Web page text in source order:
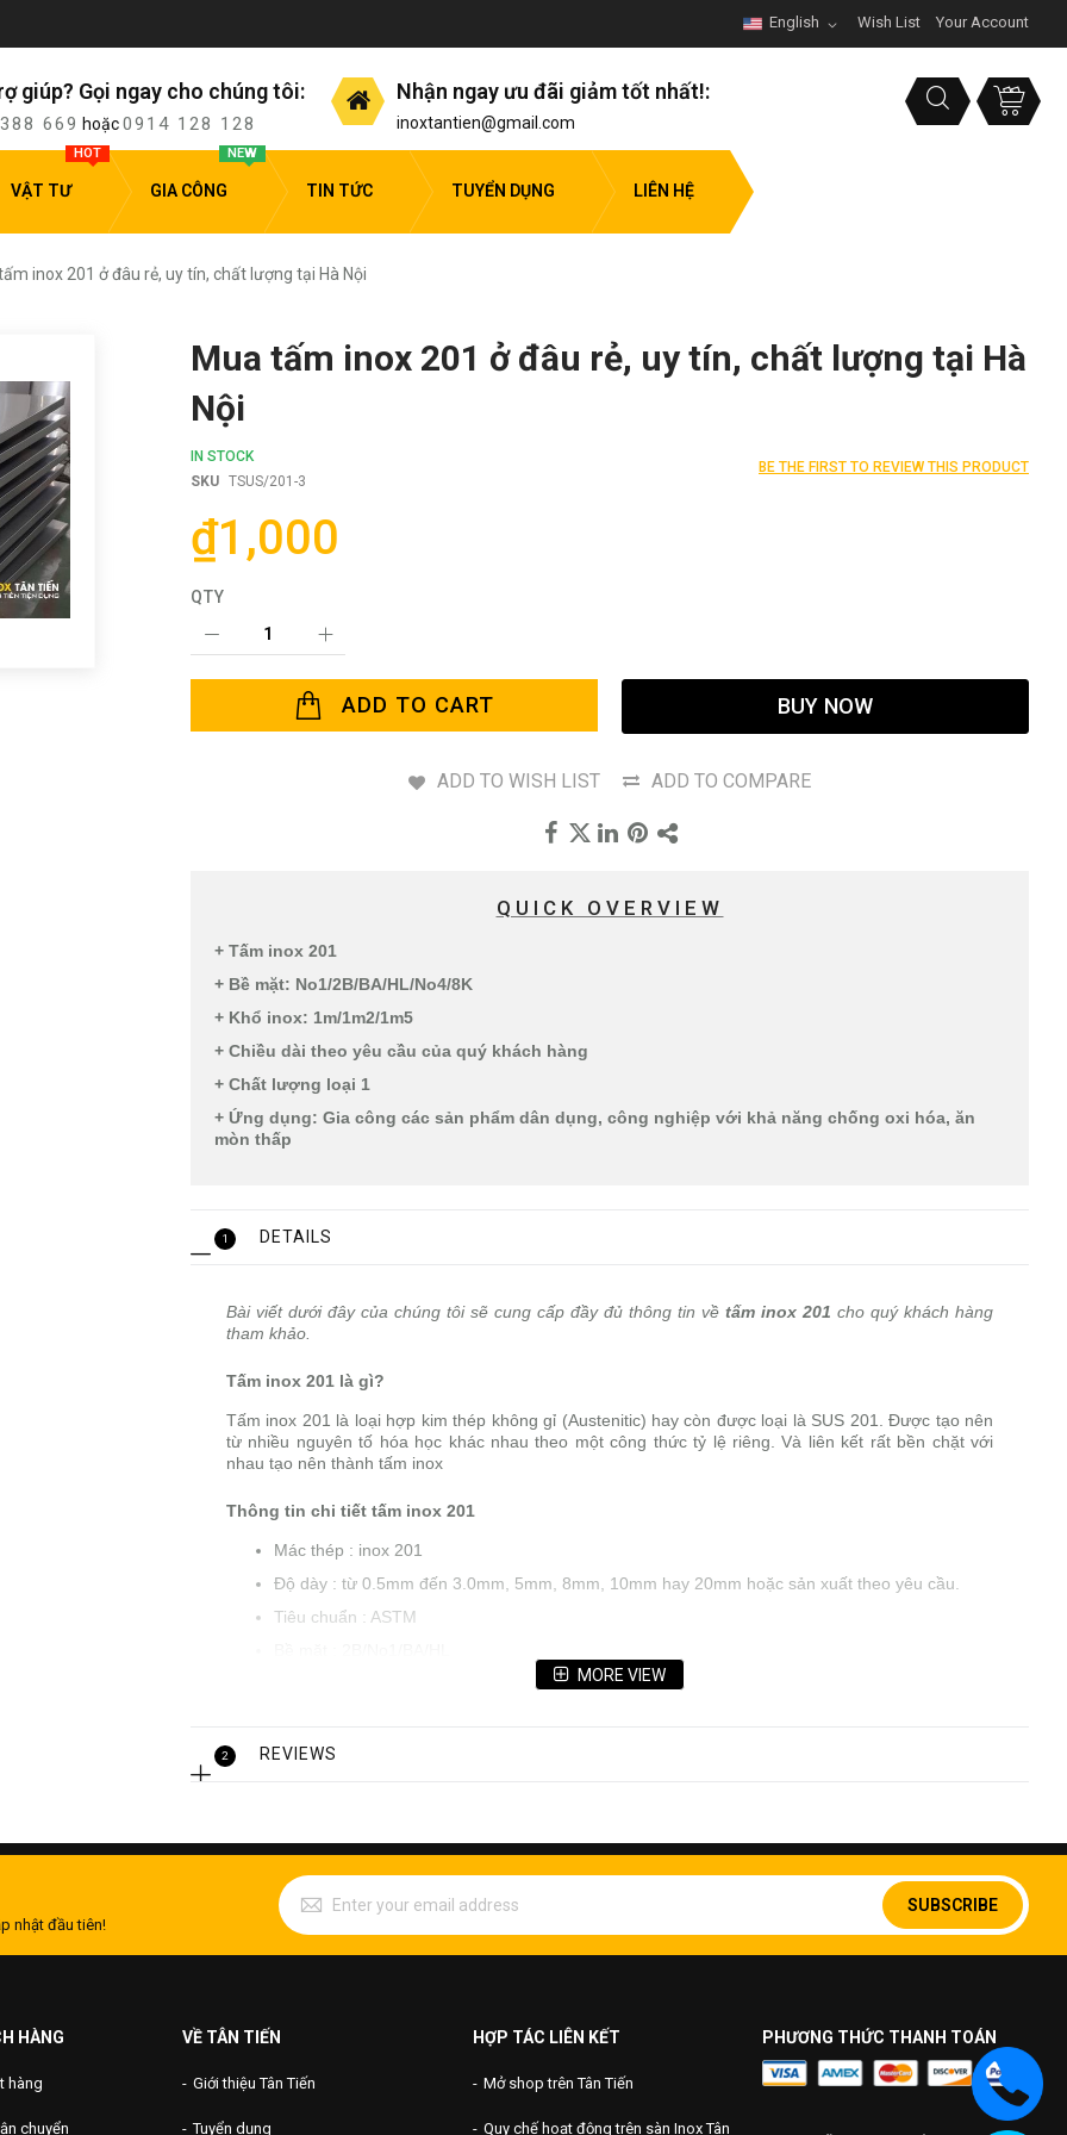
Wish List Your Account
English
giúp? Gọi ngay cho chúng tôi:
669 hoặc0914 128 128
Nhận ngay ưu đãi giảm tốt nhất!:
inoxtantien@gmail.com
VẬT TƯ
HOT
GIA CÔNG
NEW
TIN TỨC TUYỂN DỤNG LIÊN HỆ
inox 201 ở đâu rẻ, uy tín, chất lượng tại Hà Nội
Mua tấm inox 201 ở đâu rẻ, uy tín, chất lượng tại Hà
Nội
IN STOCK
SKU TSUS/201-3
BE THE FIRST TO REVIEW THIS PRODUCT
₫1,000
QTY
ADD TO CART BUY NOW
ADD TO WISH LIST ADD TO COMPARE
QUICK OVERVIEW
+ Tấm inox 201
+ Bề mặt: No1/2B/BA/HL/No4/8K
+ Khổ inox: 1m/1m2/1m5
+ Chiều dài theo yêu cầu của quý khách hàng
+ Chất lượng loại 1
+ Ứng dụng: Gia công các sản phẩm dân dụng, công nghiệp với khả năng chống oxi hóa, ăn
mòn thấp
1 DETAILS
Bài viết dưới đây của chúng tôi sẽ cung cấp đầy đủ thông tin về tấm inox 201 cho quý khách hàng
tham khảo.
Tấm inox 201 là gì?
Tấm inox 201 là loại hợp kim thép không gỉ (Austenitic) hay còn được loại là SUS 201. Được tạo nên
từ nhiều nguyên tố hóa học khác nhau theo một công thức tỷ lệ riêng. Và liên kết rất bền chặt với
nhau tạo nên thành tấm inox
Thông tin chi tiết tấm inox 201
Mác thép : inox 201
Độ dày : từ 0.5mm đến 3.0mm, 5mm, 8mm, 10mm hay 20mm hoặc sản xuất theo yêu cầu.
Tiêu chuẩn : ASTM
Chiều dài : Dạng cuộn hoặc tấm inox 201 có quy cách 2400mm, 3000mm, 6000mm hoặc theo
Xuất xứ : Châu Á.
Chất lượng: Hàng loại 1
Thanh toán mua hàng : Tiền mặt hoặc chuyển khoản
MORE VIEW
2 REVIEWS
nhật đầu tiên!
SUBSCRIBE
HÀNG
hàng
chuyển
VỀ TÂN TIẾN
Giới thiệu Tân Tiến
Tuyển dụng
HỢP TÁC LIÊN KẾT
Mở shop trên Tân Tiến
Quy chế hoạt động trên sàn Inox Tân
PHƯƠNG THỨC THANH TOÁN